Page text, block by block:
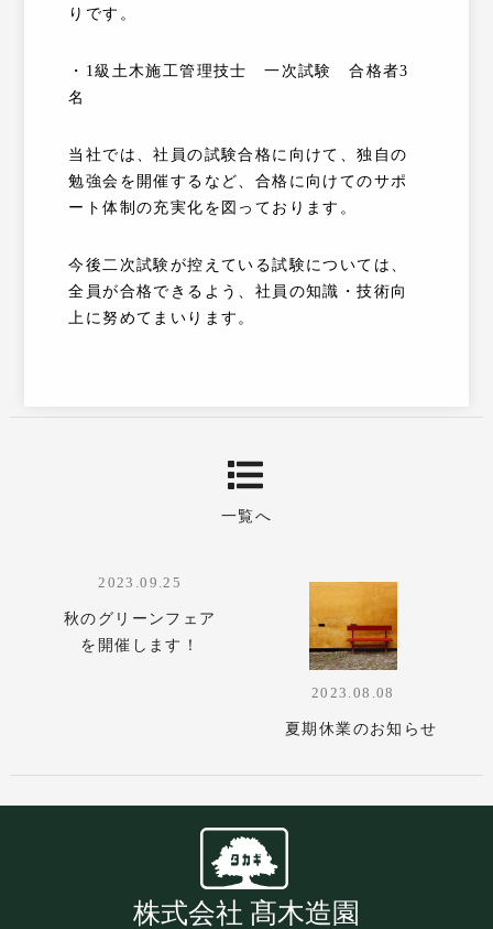
りです。
・1級土木施工管理技士 一次試験 合格者3
名
当社では、社員の試験合格に向けて、独自の
勉強会を開催するなど、合格に向けてのサポ
ート体制の充実化を図っております。
今後二次試験が控えている試験については、
全員が合格できるよう、社員の知識・技術向
上に努めてまいります。
一覧へ
2023.09.25
秋のグリーンフェア
を開催します！
2023.08.08
夏期休業のお知らせ
株式会社 髙木造園